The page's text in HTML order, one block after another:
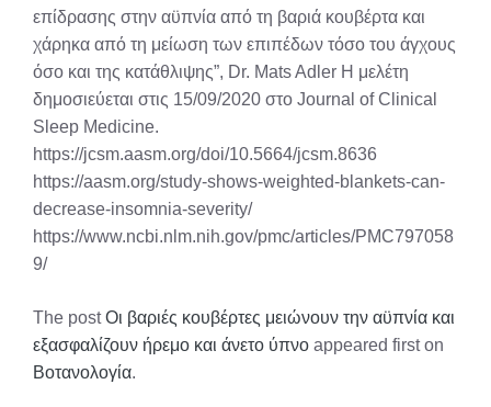
επίδρασης στην αϋπνία από τη βαριά κουβέρτα και
χάρηκα από τη μείωση των επιπέδων τόσο του άγχους
όσο και της κατάθλιψης”, Dr. Mats Adler Η μελέτη
δημοσιεύεται στις 15/09/2020 στο Journal of Clinical
Sleep Medicine.
https://jcsm.aasm.org/doi/10.5664/jcsm.8636
https://aasm.org/study-shows-weighted-blankets-can-
decrease-insomnia-severity/
https://www.ncbi.nlm.nih.gov/pmc/articles/PMC797058
9/
The postΟι βαριές κουβέρτες μειώνουν την αϋπνία και
εξασφαλίζουν ήρεμο και άνετο ύπνο appeared first on
Βοτανολογία.